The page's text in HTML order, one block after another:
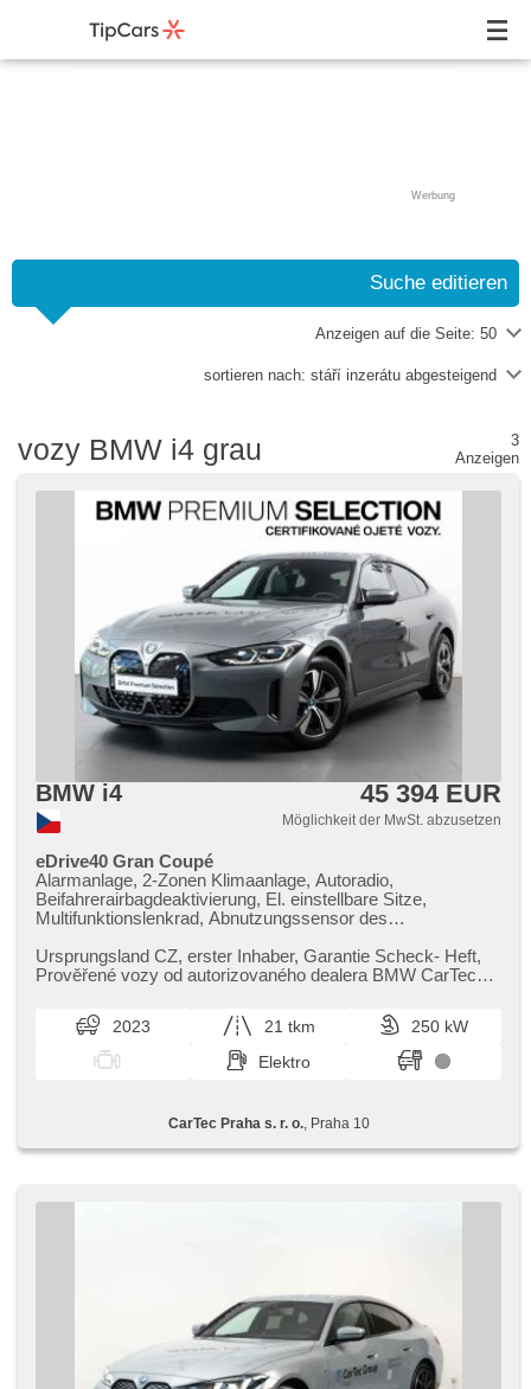
Werbung
Suche editieren
Anzeigen auf die Seite: 50
sortieren nach: stáří inzerátu abgesteigend
vozy BMW i4 grau
3
Anzeigen
BMW i4 45 394 EUR
Möglichkeit der MwSt. abzusetzen
eDrive40 Gran Coupé
Alarmanlage, 2-Zonen Klimaanlage, Autoradio,
Beifahrerairbagdeaktivierung, El. einstellbare Sitze,
Multifunktionslenkrad, Abnutzungssensor des
zatmavená zadní skla, bezklíčové odemykání, bezklíčové
startování, beheizte Sitze, Blind Spot Anzeige, laserové
Ursprungsland CZ,​ erster Inhaber,​ Garantie Scheck​- Heft,​
Prověřené vozy od autorizovaného dealera BMW CarTec
2023 21 tkm
250 kW
Elektro
CarTec Praha s. r. o., Praha 10